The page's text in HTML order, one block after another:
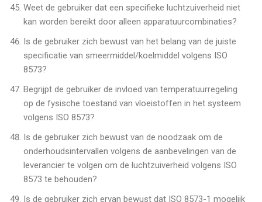
Weet de gebruiker dat een specifieke luchtzuiverheid niet
kan worden bereikt door alleen apparatuurcombinaties?
Is de gebruiker zich bewust van het belang van de juiste
specificatie van smeermiddel/koelmiddel volgens ISO
8573?
Begrijpt de gebruiker de invloed van temperatuurregeling
op de fysische toestand van vloeistoffen in het systeem
volgens ISO 8573?
Is de gebruiker zich bewust van de noodzaak om de
onderhoudsintervallen volgens de aanbevelingen van de
leverancier te volgen om de luchtzuiverheid volgens ISO
8573 te behouden?
Is de gebruiker zich ervan bewust dat ISO 8573-1 mogelijk